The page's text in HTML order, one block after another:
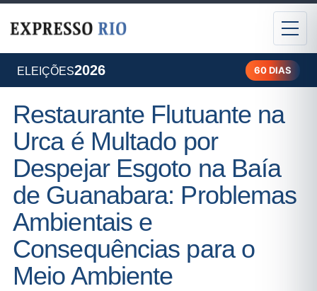
ELEIÇÕES2026 60 DIAS
Restaurante Flutuante na
Urca é Multado por
Despejar Esgoto na Baía
de Guanabara: Problemas
Ambientais e
Consequências para o
Meio Ambiente